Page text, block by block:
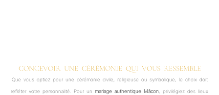
CONCEVOIR UNE CÉRÉMONIE QUI VOUS RESSEMBLE
Que vous optiez pour une cérémonie civile, religieuse ou symbolique, le choix doit
refléter votre personnalité. Pour un mariage authentique Mâcon , privilégiez des lieux